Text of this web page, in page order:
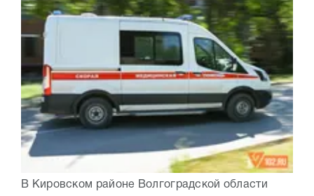
В Кировском районе Волгоградской области